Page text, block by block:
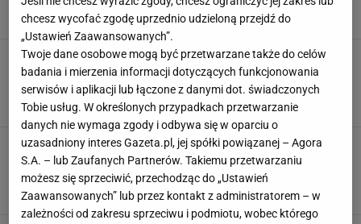
HM KURTKA OKAZJE WYPRZEDAŻ
Wyprzedaże ruszyły! Teraz w H&M ukochany
sweter Skandynawek za ułamek ceny. Cudeńka
też w Mohio i Gap
HM SWETER SWETER DAMSKI WYPRZEDAŻE
Kontrowersja, czy wyżyny dobrego stylu? Ten
trend powoduje skrajne emocje, ale robi furorę
w Sylwestra
HM MODA MOHITO NEWS
chcesz wycofać zgodę uprzednio udzieloną przejdź do
„Ustawień Zaawansowanych”.
Twoje dane osobowe mogą być przetwarzane także do celów
badania i mierzenia informacji dotyczących funkcjonowania
serwisów i aplikacji lub łączone z danymi dot. świadczonych
Tobie usług. W określonych przypadkach przetwarzanie
danych nie wymaga zgody i odbywa się w oparciu o
uzasadniony interes Gazeta.pl, jej spółki powiązanej – Agora
S.A. – lub Zaufanych Partnerów. Takiemu przetwarzaniu
możesz się sprzeciwić, przechodząc do „Ustawień
Zaawansowanych” lub przez kontakt z administratorem – w
zależności od zakresu sprzeciwu i podmiotu, wobec którego